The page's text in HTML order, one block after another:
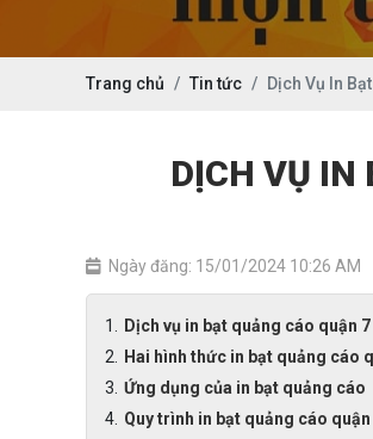
Trang chủ Tin tức Dịch Vụ In
DỊCH VỤ IN
Ngày đăng: 15/01/2024 10:26 AM
Dịch vụ in bạt quảng cáo quận
Hai hình thức in bạt quảng cáo
Ứng dụng của in bạt quảng cáo
Quy trình in bạt quảng cáo quận